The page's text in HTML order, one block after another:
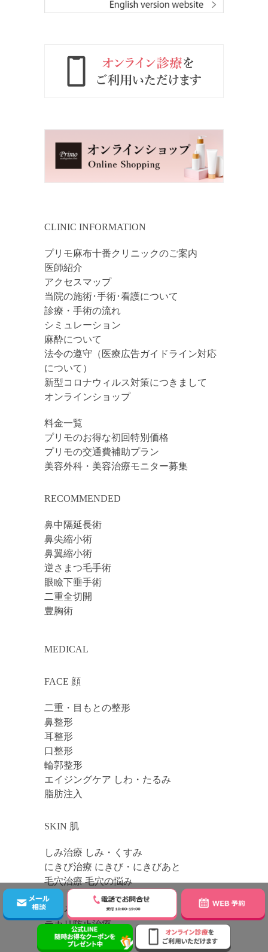
CLINIC INFORMATION
プリモ麻布十番クリニックのご案内
医師紹介
アクセスマップ
当院の施術･手術･看護について
診療・手術の流れ
シミュレーション
麻酔について
法令の遵守（医療広告ガイドライン対応
について）
新型コロナウィルス対策につきまして
オンラインショップ
料金一覧
プリモのお得な初回特別価格
プリモの交通費補助プラン
美容外科・美容治療モニター募集
RECOMMENDED
鼻中隔延長術
鼻尖縮小術
鼻翼縮小術
逆さまつ毛手術
眼瞼下垂手術
二重全切開
豊胸術
MEDICAL
FACE 顔
二重・目もとの整形
鼻整形
耳整形
口整形
輪郭整形
エイジングケア しわ・たるみ
脂肪注入
SKIN 肌
しみ治療 しみ・くすみ
にきび治療 にきび・にきびあと
毛穴治療 毛穴の悩み
しわ・たるみ・肌のハリ
ほくろ・イボ
テカリ防止治療